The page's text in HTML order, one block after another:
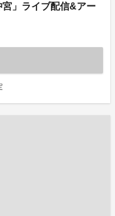
」ライブ配信&アー